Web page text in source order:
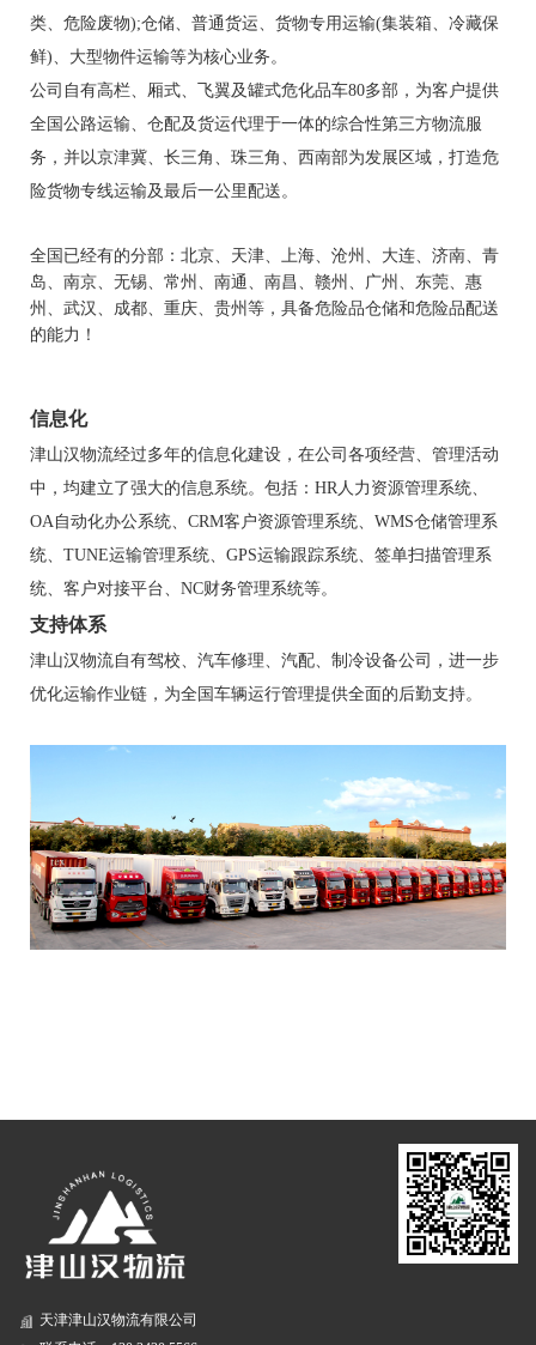
类、危险废物);仓储、普通货运、货物专用运输(集装箱、冷藏保
鲜)、大型物件运输等为核心业务。
公司自有高栏、厢式、飞翼及罐式危化品车80多部，为客户提供
全国公路运输、仓配及货运代理于一体的综合性第三方物流服
务，并以京津冀、长三角、珠三角、西南部为发展区域，打造危
险货物专线运输及最后一公里配送。
全国已经有的分部：北京、天津、 上海、沧州、大连、济南、青
岛、南京、无锡、常州、南通、南昌、赣州、广州、东莞、惠
州、武汉、成都、重庆、贵州等，具备危险品仓储和危险品配送
的能力！
信息化
津山汉物流经过多年的信息化建设，在公司各项经营、管理活动
中，均建立了强大的信息系统。包括：HR人力资源管理系统、
OA自动化办公系统、CRM客户资源管理系统、WMS仓储管理系
统、TUNE运输管理系统、GPS运输跟踪系统、签单扫描管理系
统、客户对接平台、NC财务管理系统等。
支持体系
津山汉物流自有驾校、汽车修理、汽配、制冷设备公司，进一步
优化运输作业链，为全国车辆运行管理提供全面的后勤支持。
天津津山汉物流有限公司